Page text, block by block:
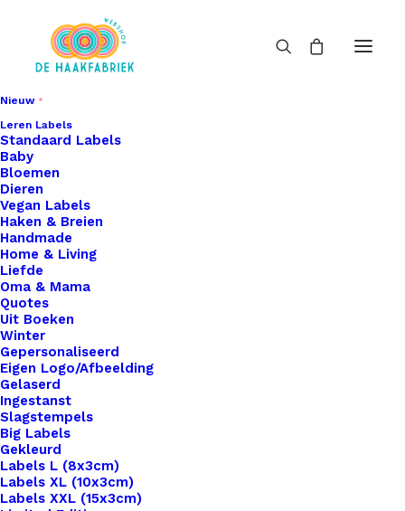
Nieuw
Leren Labels
Standaard Labels
Baby
Bloemen
Dieren
Vegan Labels
Haken & Breien
Handmade
Home & Living
Liefde
Oma & Mama
Quotes
Uit Boeken
Winter
Gepersonaliseerd
Eigen Logo/Afbeelding
Gelaserd
Ingestanst
Slagstempels
Big Labels
Gekleurd
Labels L (8x3cm)
Labels XL (10x3cm)
Labels XXL (15x3cm)
Home
Benodigdheden